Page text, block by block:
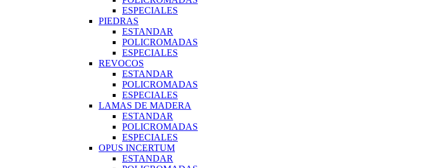
ESPECIALES
PIEDRAS
ESTANDAR
POLICROMADAS
ESPECIALES
REVOCOS
ESTANDAR
POLICROMADAS
ESPECIALES
LAMAS DE MADERA
ESTANDAR
POLICROMADAS
ESPECIALES
OPUS INCERTUM
ESTANDAR